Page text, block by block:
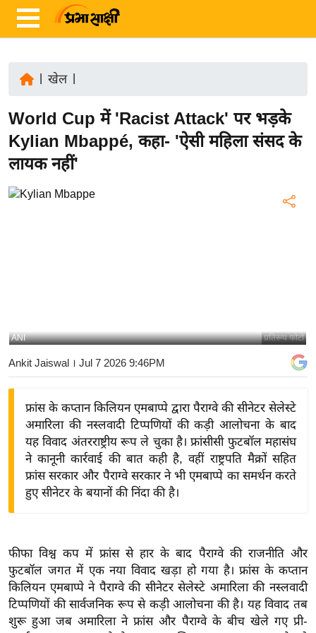
ज़ा
ख
र
रा
य
ज़
द्यो
वि
शे
ष
ज्ञ
रा
खेल|
World Cup में 'Racist Attack' पर भड़के
Kylian Mbappé, कहा- 'ऐसी महिला संसद के
लायक नहीं'
प्रतिरूप फोटो
ANI
Ankit Jaiswal । Jul 7 2026 9:46PM
फ्रांस के कप्तान किलियन एमबाप्पे द्वारा पैराग्वे की सीनेटर सेलेस्टे
अमारिला की नस्लवादी टिप्पणियों की कड़ी आलोचना के बाद
यह विवाद अंतरराष्ट्रीय रूप ले चुका है। फ्रांसीसी फुटबॉल महासंघ
ने कानूनी कार्रवाई की बात कही है, वहीं राष्ट्रपति मैक्रों सहित
फ्रांस सरकार और पैराग्वे सरकार ने भी एमबाप्पे का समर्थन करते
हुए सीनेटर के बयानों की निंदा की है।
फीफा विश्व कप में फ्रांस से हार के बाद पैराग्वे की राजनीति और
फुटबॉल जगत में एक नया विवाद खड़ा हो गया है। फ्रांस के कप्तान
किलियन एमबाप्पे ने पैराग्वे की सीनेटर सेलेस्टे अमारिला की नस्लवादी
टिप्पणियों की सार्वजनिक रूप से कड़ी आलोचना की है। यह विवाद तब
शुरू हुआ जब अमारिला ने फ्रांस और पैराग्वे के बीच खेले गए प्री-